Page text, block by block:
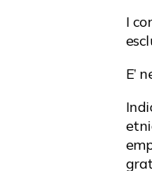
I
E’